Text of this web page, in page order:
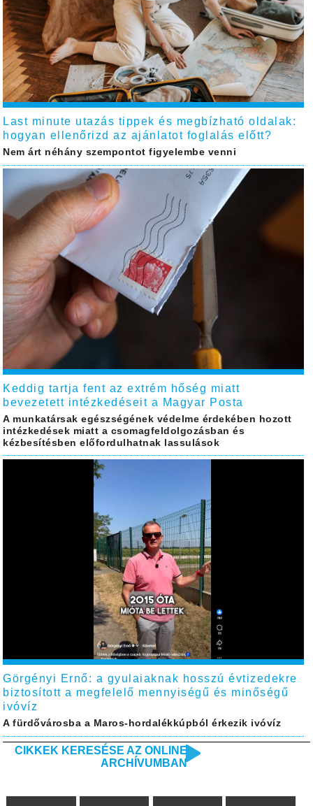
Last minute utazás tippek és megbízható oldalak:
hogyan ellenőrizd az ajánlatot foglalás előtt?
Nem árt néhány szempontot figyelembe venni
Keddig tartja fent az extrém hőség miatt
bevezetett intézkedéseit a Magyar Posta
A munkatársak egészségének védelme érdekében hozott
intézkedések miatt a csomagfeldolgozásban és
kézbesítésben előfordulhatnak lassulások
Görgényi Ernő: a gyulaiaknak hosszú évtizedekre
biztosított a megfelelő mennyiségű és minőségű
ivóvíz
A fürdővárosba a Maros-hordalékkúpból érkezik ivóvíz
CIKKEK KERESÉSE AZ ONLINE
ARCHÍVUMBAN